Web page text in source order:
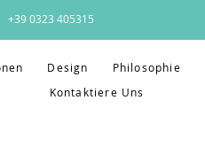
+39 0323 405315
Design Philosophie
Kontaktiere Uns